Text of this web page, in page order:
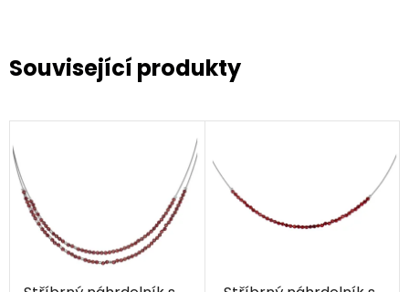
Související produkty